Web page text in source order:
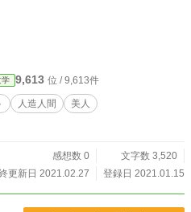
学 9,613 位 / 9,613件
人造人間
美人
感想数 0
文字数 3,520
更新日 2021.02.27
登録日 2021.01.15